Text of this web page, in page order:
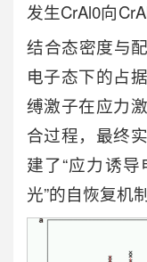
发生CrAl0向
结合态密度与
电子态下的占
缚激子在应力
合过程，最终
建了“应力诱
光”的自恢复机